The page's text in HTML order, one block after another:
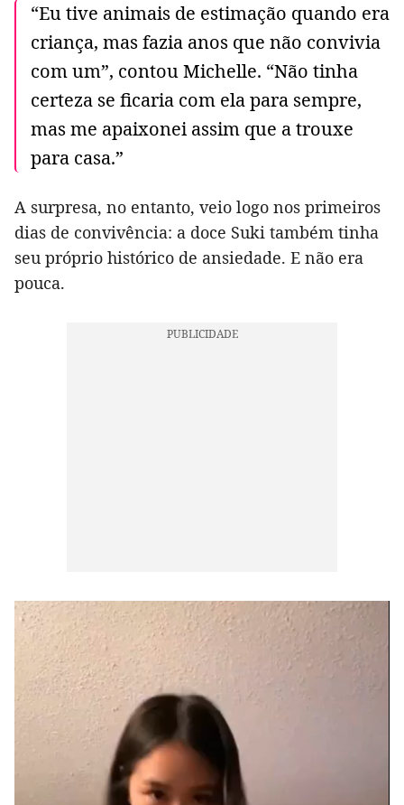
“Eu tive animais de estimação quando era
criança, mas fazia anos que não convivia
com um”, contou Michelle. “Não tinha
certeza se ficaria com ela para sempre,
mas me apaixonei assim que a trouxe
para casa.”
A surpresa, no entanto, veio logo nos primeiros
dias de convivência: a doce Suki também tinha
seu próprio histórico de ansiedade. E não era
pouca.